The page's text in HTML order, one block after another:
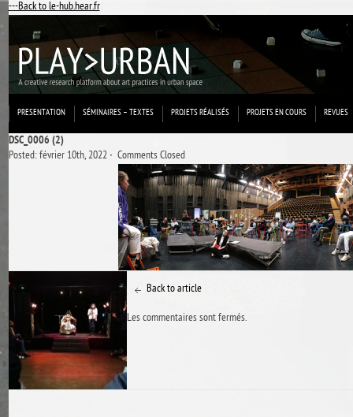
---Back to le-hub.hear.fr
PRESENTATION SÉMINAIRES – TEXTES PROJETS RÉALISÉS PROJETS EN COURS REVUES
DSC_0006 (2)
Posted: février 10th, 2022 ˑ Comments Closed
Back to article
Les commentaires sont fermés.